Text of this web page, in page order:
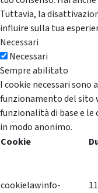
Tuttavia, la
influire sulla tua
Necessari
Necessari
Sempre abilitato
I cookie necessari
funzionamento del sito
funzionalità di base e
in modo anonimo.
Cookie
cookielawinfo-
11